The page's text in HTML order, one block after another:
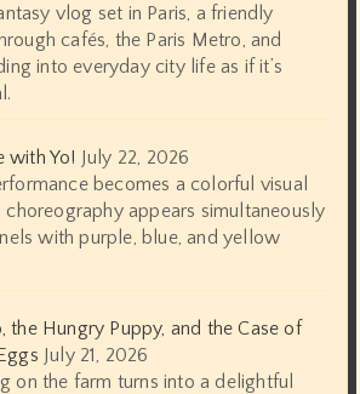
vlog set in Paris, a friendly
cafés, the Paris Metro, and
into everyday city life as if it’s
with Yo! July 22, 2026
becomes a colorful visual
choreography appears simultaneously
with purple, blue, and yellow
the Hungry Puppy, and the Case of
July 21, 2026
on the farm turns into a delightful